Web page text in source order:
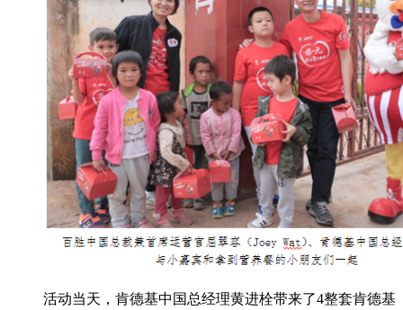
活动当天，肯德基中国总经理黄进栓带来了4整套肯德基